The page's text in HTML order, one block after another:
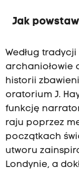
Jak
Według
archaniołowie
historii
oratorium J.
funkcję
raju poprzez
początkach
utworu
Londynie, a